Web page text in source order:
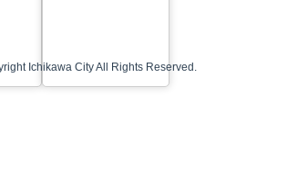
Ichikawa City All Rights Reserved.